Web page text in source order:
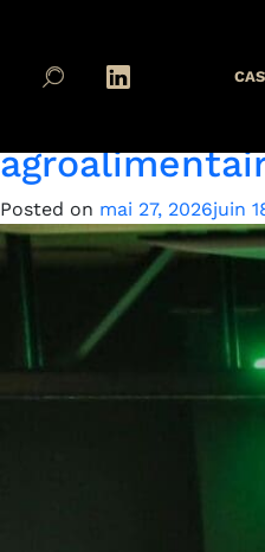
Mosala
Posted on mai 27, 2026juin